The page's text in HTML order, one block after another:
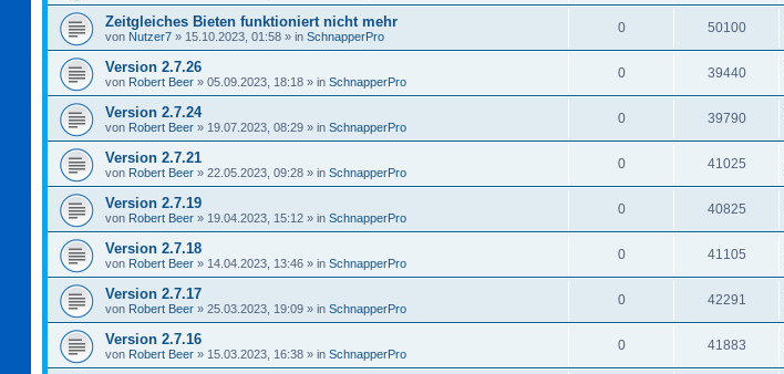
Zeitgleiches Bieten funktioniert nicht mehr
von Nutzer7 » 15.10.2023, 01:58 » in SchnapperPro
0 50100
Version 2.7.26
von Robert Beer » 05.09.2023, 18:18 » in SchnapperPro
0 39440
Version 2.7.24
von Robert Beer » 19.07.2023, 08:29 » in SchnapperPro
0 39790
Version 2.7.21
von Robert Beer » 22.05.2023, 09:28 » in SchnapperPro
0 41025
Version 2.7.19
von Robert Beer » 19.04.2023, 15:12 » in SchnapperPro
0 40825
Version 2.7.18
von Robert Beer » 14.04.2023, 13:46 » in SchnapperPro
0 41105
Version 2.7.17
von Robert Beer » 25.03.2023, 19:09 » in SchnapperPro
0 42291
Version 2.7.16
von Robert Beer » 15.03.2023, 16:38 » in SchnapperPro
0 41883